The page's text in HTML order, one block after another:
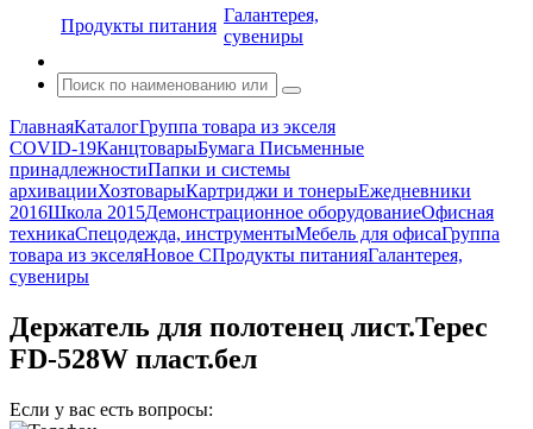
Продукты питания
Галантерея,
сувениры
ГлавнаяКаталогГруппа товара из экселя
COVID-19КанцтоварыБумага Письменные
принадлежностиПапки и системы
архивацииХозтоварыКартриджи и тонерыЕжедневники
2016Школа 2015Демонстрационное оборудованиеОфисная
техникаСпецодежда, инструментыМебель для офисаГруппа
товара из экселяНовое СПродукты питанияГалантерея,
сувениры
Держатель для полотенец лист.Терес
FD-528W пласт.бел
Если у вас есть вопросы: